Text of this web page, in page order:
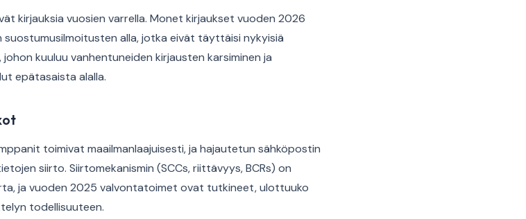
kirjauksia vuosien varrella. Monet kirjaukset vuoden 2026
alla, jotka eivät täyttäisi nykyisiä
kuuluu vanhentuneiden kirjausten karsiminen ja
epätasaista alalla.
toimivat maailmanlaajuisesti, ja hajautetun sähköpostin
siirto. Siirtomekanismin (SCCs, riittävyys, BCRs) on
ja vuoden 2025 valvontatoimet ovat tutkineet, ulottuuko
todellisuuteen.